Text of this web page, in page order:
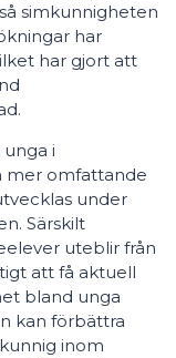
simkunnigheten
har
har gjort att
i
mer omfattande
under
Särskilt
uteblir från
att få aktuell
bland unga
kan förbättra
inom